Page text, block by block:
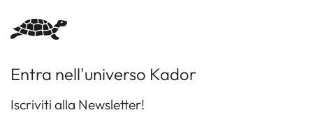
Entra nell'universo Kador
Iscriviti alla Newsletter!